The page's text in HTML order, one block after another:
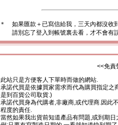
＊
如果匯款＋已寫信給我，三天內都沒收
請別忘了登入到帳號裏去看，才不會有
<<免責
此站只是方便客人下單時而做的網站.
承諾代買是依據買家需求而代為購買指定之
是到百貨公司取貨.)
承諾代買身為代購者,非廠商,或代理商.因此
程度的責任.
當然如果我出貨前知道產品有問題,或到期